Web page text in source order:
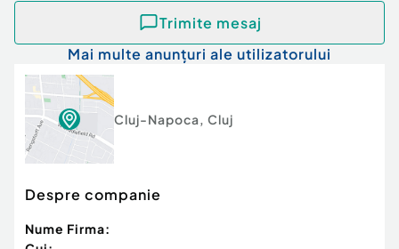
Trimite mesaj
Mai multe anunțuri ale utilizatorului
Cluj-Napoca, Cluj
Despre companie
Nume Firma: